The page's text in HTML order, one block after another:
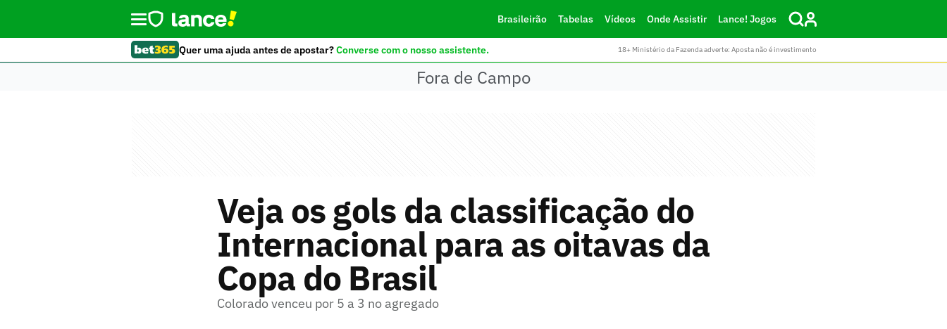
Brasileirão Tabelas Vídeos Onde Assistir Lance! Jogos
Quer uma ajuda antes de apostar?Converse com o nosso assistente. 18+ Ministério da Fazenda adverte: Aposta não é investimento
Fora de Campo
Veja os gols da classificação do
Internacional para as oitavas da
Copa do Brasil
Colorado venceu por 5 a 3 no agregado